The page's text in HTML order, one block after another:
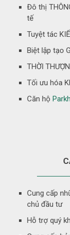
Đô thị
tế
Tuyệt tác
Biệt lập tạo
THỜI
Tối ưu hóa
Căn hộ
Cung cấp
chủ đầu tư
Hỗ trợ quý